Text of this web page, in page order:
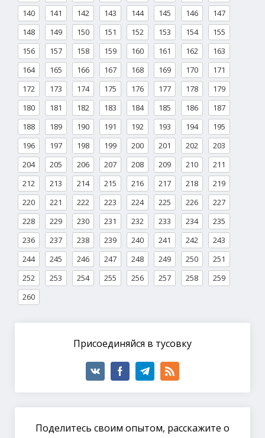
140
141 142 143 144 145 146
147
148
149 150 151 152 153 154
155
156
157 158 159 160 161 162
163
164
165 166 167 168 169 170
171
172
173 174 175 176 177 178
179
180
181 182 183 184 185 186
187
188
189 190 191 192 193 194
195
196
197 198 199 200 201 202
203
204
205 206 207 208 209 210
211
212
213 214 215 216 217 218
219
220
221 222 223 224 225 226
227
228
229 230 231 232 233 234
235
236
237 238 239 240 241 242
243
244
245 246 247 248 249 250
251
252
253 254 255 256 257 258
259
260
Присоединяйся в тусовку
Поделитесь своим опытом, расскажите о